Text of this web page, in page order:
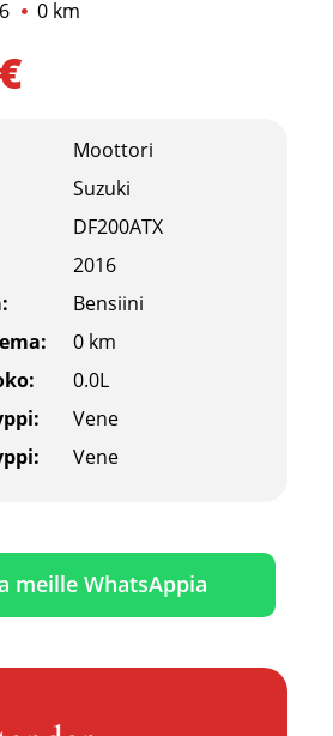
0 km
Moottori
Suzuki
DF200ATX
2016
Bensiini
0 km
0.0L
Vene
Vene
meille WhatsAppia